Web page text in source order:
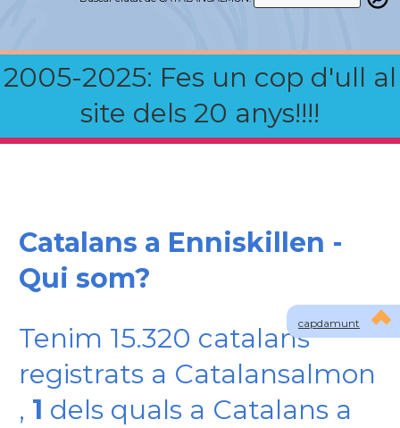
2005-2025: Fes un cop d'ull al
site dels 20 anys!!!!
capdamunt
Catalans a Enniskillen -
Qui som?
Tenim 15.320 catalans
registrats a Catalansalmon
, 1 dels quals a Catalans a